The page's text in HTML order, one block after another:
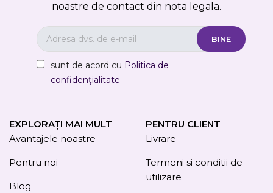
noastre de contact din nota legala.
sunt de acord cu Politica de
confidențialitate
EXPLORAȚI MAI MULT
Avantajele noastre
Pentru noi
Blog
PENTRU CLIENT
Livrare
Termeni si conditii de
utilizare